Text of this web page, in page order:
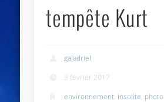
tempête Kurt
galadriel
3 février 2017
environnement, Insolite, photo